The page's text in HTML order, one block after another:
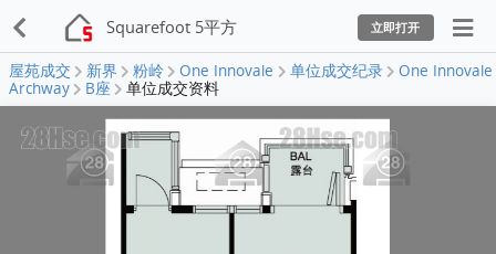
Squarefoot 5平方 立即打开
屋苑成交 新界 粉岭 One Innovale 单位成交纪录
One Innovale
Archway
B座 单位成交资料